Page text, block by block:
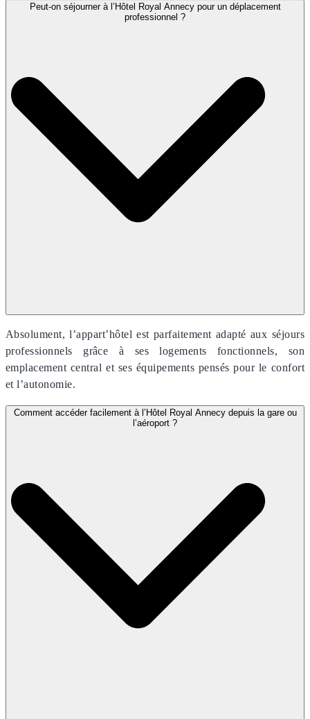
Peut-on séjourner à l’Hôtel Royal Annecy pour un déplacement
professionnel ?
Absolument, l’appart’hôtel est parfaitement adapté aux séjours
professionnels grâce à ses logements fonctionnels, son
emplacement central et ses équipements pensés pour le confort
et l’autonomie.
Comment accéder facilement à l’Hôtel Royal Annecy depuis la gare ou
l’aéroport ?